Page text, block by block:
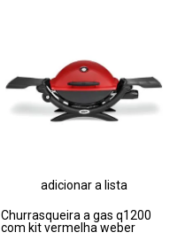
adicionar a lista
Churrasqueira a gas q1200
com kit vermelha weber